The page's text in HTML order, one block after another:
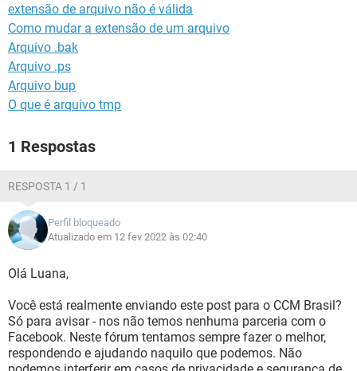
extensão de arquivo não é válida
Como mudar a extensão de um arquivo
Arquivo .bak
Arquivo .ps
Arquivo bup
O que é arquivo tmp
1 Respostas
RESPOSTA 1 / 1
Perfil bloqueado
Atualizado em 12 fev 2022 às 02:40
Olá Luana,
Você está realmente enviando este post para o CCM Brasil?
Só para avisar - nos não temos nenhuma parceria com o
Facebook. Neste fórum tentamos sempre fazer o melhor,
respondendo e ajudando naquilo que podemos. Não